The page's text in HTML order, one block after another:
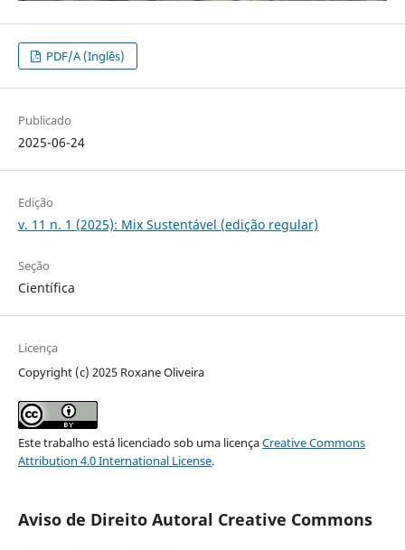
PDF/A (Inglês)
Publicado
2025-06-24
Edição
v. 11 n. 1 (2025): Mix Sustentável (edição regular)
Seção
Científica
Licença
Copyright (c) 2025 Roxane Oliveira
Este trabalho está licenciado sob uma licençaCreative Commons
Attribution 4.0 International License.
Aviso de Direito Autoral Creative Commons